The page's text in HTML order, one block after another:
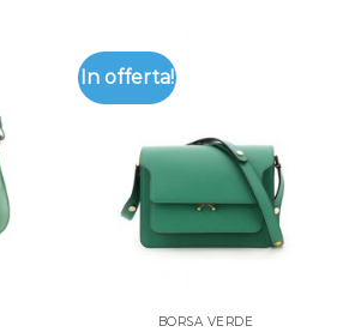
In offerta!
BORSA VERDE